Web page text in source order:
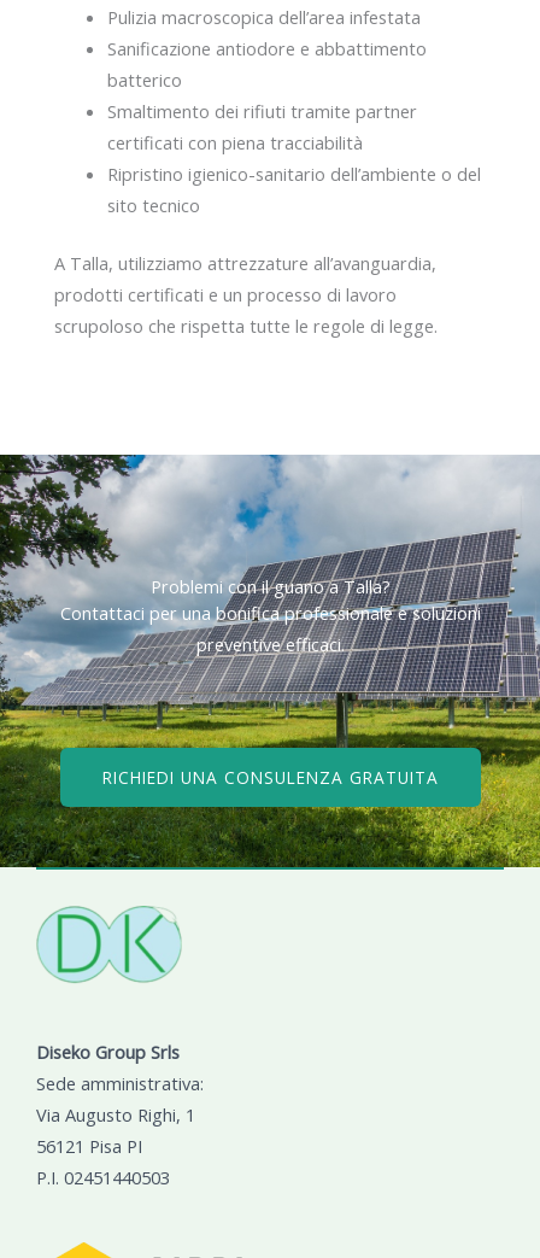
Pulizia macroscopica dell’area infestata
Sanificazione antiodore e abbattimento
batterico
Smaltimento dei rifiuti tramite partner
certificati con piena tracciabilità
Ripristino igienico-sanitario dell’ambiente o del
sito tecnico
A Talla, utilizziamo attrezzature all’avanguardia,
prodotti certificati e un processo di lavoro
scrupoloso che rispetta tutte le regole di legge.
Problemi con il guano a Talla?​
Contattaci per una bonifica professionale e soluzioni
preventive efficaci.​
RICHIEDI UNA CONSULENZA GRATUITA
Diseko Group Srls
Sede amministrativa:
Via Augusto Righi, 1
56121 Pisa PI
P.I. 02451440503